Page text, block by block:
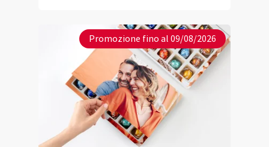
Promozione fino al 09/08/2026